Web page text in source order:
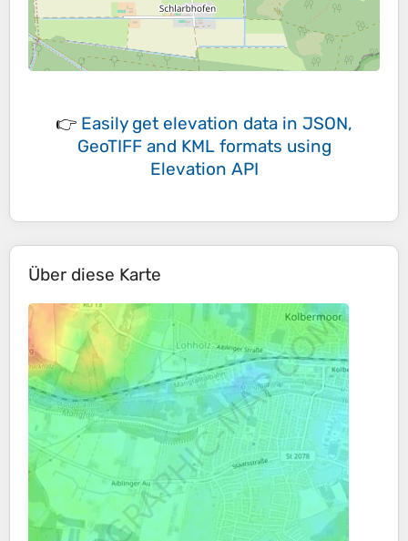
👉 Easily get elevation data in JSON,
GeoTIFF and KML formats using
Elevation API
Über diese Karte